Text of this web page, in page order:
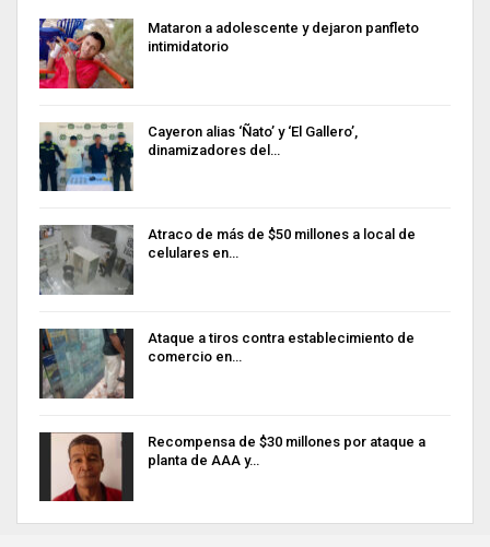
Mataron a adolescente y dejaron panfleto
intimidatorio
Cayeron alias ‘Ñato’ y ‘El Gallero’,
dinamizadores del…
Atraco de más de $50 millones a local de
celulares en…
Ataque a tiros contra establecimiento de
comercio en…
Recompensa de $30 millones por ataque a
planta de AAA y…